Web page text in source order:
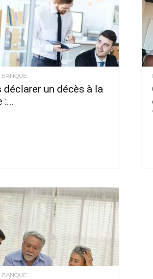
BANQUE
déclarer un décès à la
:...
BANQUE